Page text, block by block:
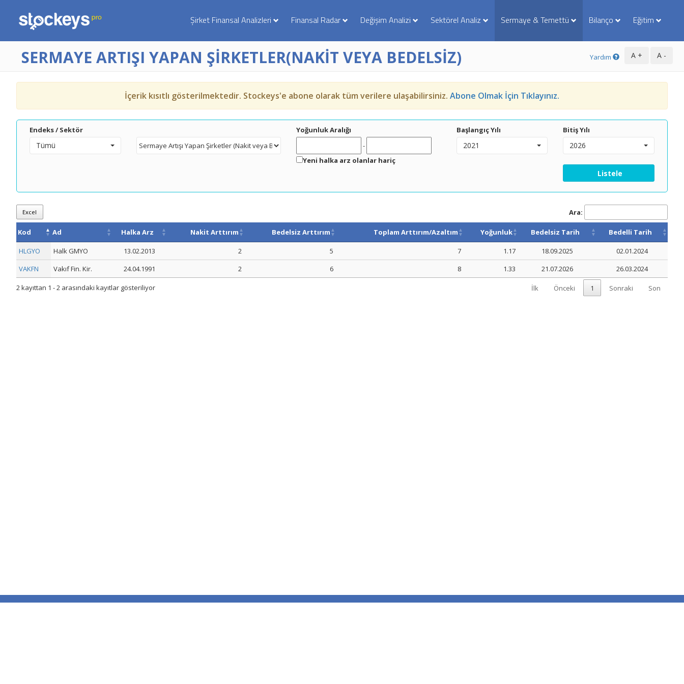
Şirket Finansal Analizleri Finansal Radar Değişim Analizi Sektörel Analiz Sermaye & Temettü Bilanço Eğitim
SERMAYE ARTIŞI YAPAN ŞİRKETLER(NAKİT VEYA BEDELSİZ) Yardım
İçerik kısıtlı gösterilmektedir. Stockeys'e abone olarak tüm verilere ulaşabilirsiniz. Abone Olmak İçin Tıklayınız.
Endeks / Sektör
Tümü
Yoğunluk Aralığı
-
Yeni halka arz olanlar hariç
Başlangıç Yılı
2021
Bitiş Yılı
2026
Listele
Excel Ara:
Kod Ad Halka Arz Nakit Arttırım Bedelsiz Arttırım Toplam Arttırım/Azaltım Yoğunluk Bedelsiz Tarih Bedelli Tarih
HLGYO Halk GMYO 13.02.2013 2 5 7 1.17 18.09.2025
02.01.2024
VAKFN
Vakıf Fin. Kir. 24.04.1991 2 6 8 1.33 21.07.2026 26.03.2024
2 kayıttan 1 - 2 arasındaki kayıtlar gösteriliyor İlk Önceki 1 Sonraki Son